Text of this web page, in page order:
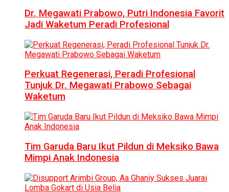
Dr. Megawati Prabowo, Putri Indonesia Favorit
Jadi Waketum Peradi Profesional
Perkuat Regenerasi, Peradi Profesional
Tunjuk Dr. Megawati Prabowo Sebagai
Waketum
Tim Garuda Baru Ikut Pildun di Meksiko Bawa
Mimpi Anak Indonesia